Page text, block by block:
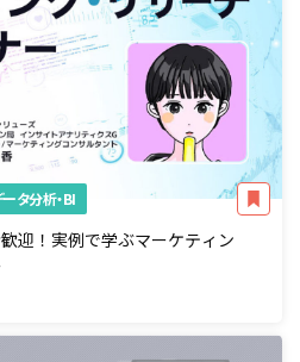
ータ分析・BI
迎！実例で学ぶマーケティン